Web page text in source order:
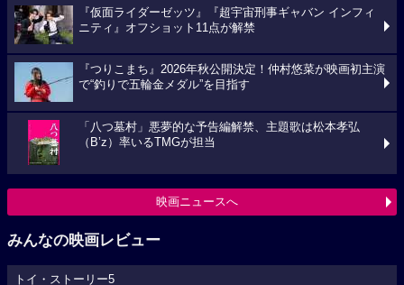
『仮面ライダーゼッツ』『超宇宙刑事ギャバン インフィ
ニティ』オフショット11点が解禁
『つりこまち』2026年秋公開決定！仲村悠菜が映画初主演
で“釣りで五輪金メダル”を目指す
「八つ墓村」悪夢的な予告編解禁、主題歌は松本孝弘
（B’z）率いるTMGが担当
映画ニュースへ
みんなの映画レビュー
トイ・ストーリー5